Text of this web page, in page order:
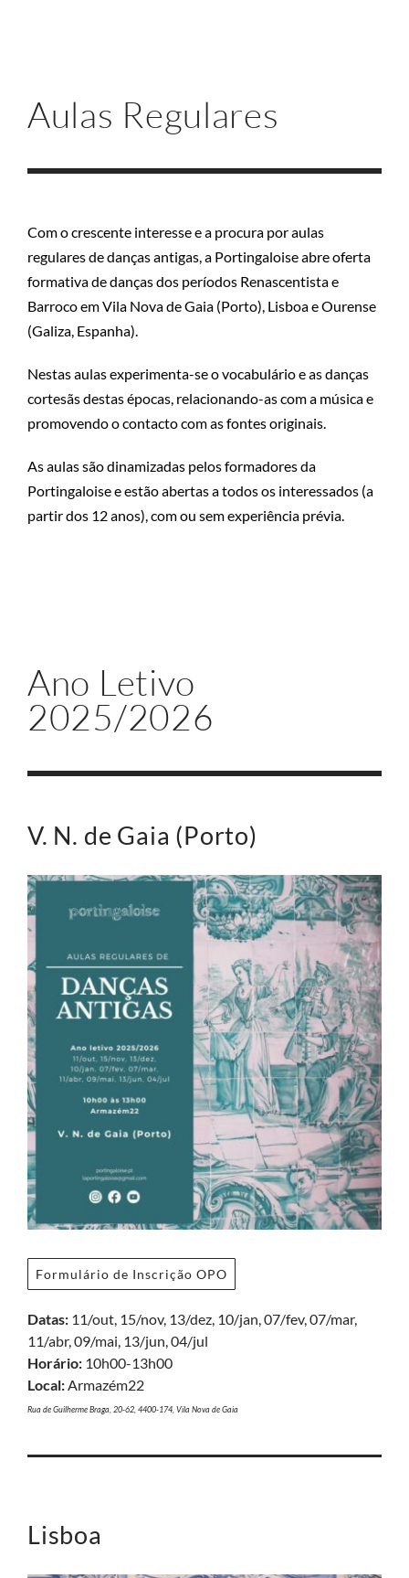
Aulas Regulares
Com o crescente interesse e a procura por aulas
regulares de danças antigas, a Portingaloise abre oferta
formativa de danças dos períodos Renascentista e
Barroco em Vila Nova de Gaia (Porto), Lisboa e Ourense
(Galiza, Espanha).
Nestas aulas experimenta-se o vocabulário e as danças
cortesãs destas épocas, relacionando-as com a música e
promovendo o contacto com as fontes originais.
As aulas são dinamizadas pelos formadores da
Portingaloise e estão abertas a todos os interessados (a
partir dos 12 anos), com ou sem experiência prévia.
Ano Letivo
2025/2026
V. N. de Gaia (Porto)
Formulário de Inscrição OPO
Datas: 11/out, 15/nov, 13/dez, 10/jan, 07/fev, 07/mar,
11/abr, 09/mai, 13/jun, 04/jul
Horário: 10h00-13h00
Local:Armazém22
Rua de Guilherme Braga, 20-62, 4400-174, Vila Nova de Gaia
Lisboa